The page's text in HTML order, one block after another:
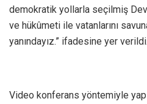
demokratik yollarla seçilmiş
ve hükûmeti ile vatanlarını
yanındayız.” ifadesine yer verildi.
Video konferans yöntemiyle